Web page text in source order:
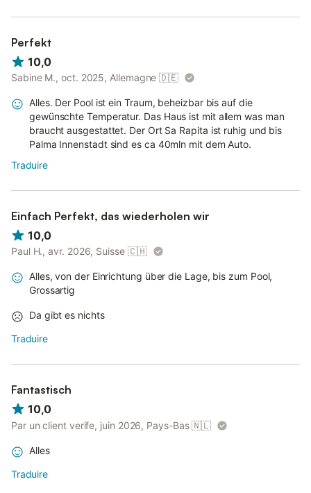
Perfekt
10,0
Sabine M., oct. 2025, Allemagne 🇩🇪
Alles. Der Pool ist ein Traum, beheizbar bis auf die
gewünschte Temperatur. Das Haus ist mit allem was man
braucht ausgestattet. Der Ort Sa Rapita ist ruhig und bis
Palma Innenstadt sind es ca 40mln mit dem Auto.
Traduire
Einfach Perfekt, das wiederholen wir
10,0
Paul H., avr. 2026, Suisse 🇨🇭
Alles, von der Einrichtung über die Lage, bis zum Pool,
Grossartig
Da gibt es nichts
Traduire
Fantastisch
10,0
Par un client verife, juin 2026, Pays-Bas 🇳🇱
Alles
Traduire